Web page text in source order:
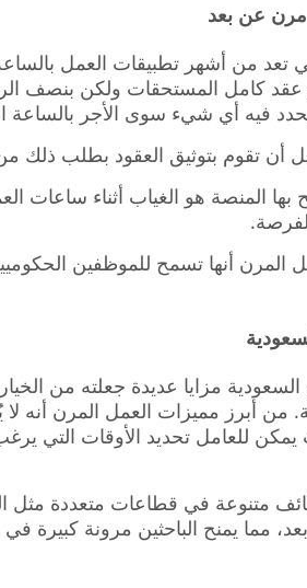
عن بعد
تعد من أشهر تطبيقات العمل
كامل المستحقات ولكن بنصف
فيه أي شيء سوى الأجر بالساعة
أن تقوم بتوثيق العقود بطلب ذلك
بها المنصة هو الغياب أثناء ساعات
أنها تسمح للموظفين
مزايا عديدة جعلته من
أبرز مميزات العمل المرن أنه
يمكن للعامل تحديد الأوقات التي
متنوعة في قطاعات متعددة مثل
مما يمنح الباحثين مرونة كبيرة